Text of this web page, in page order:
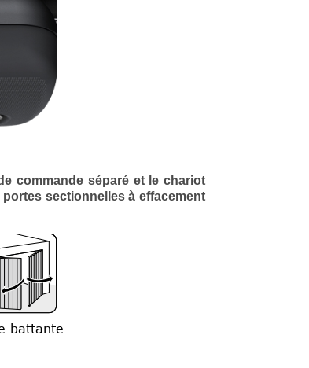
commande séparé et le chariot
sectionnelles à effacement